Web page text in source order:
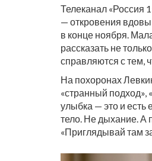
Телеканал «Россия
— откровения
в конце ноября.
рассказать не
справляются с тем,
На похоронах
«странный подход»,
улыбка — это и есть
тело. Не дыхание. А
«Приглядывай там